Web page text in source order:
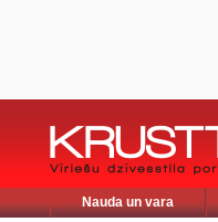
Nauda un vara